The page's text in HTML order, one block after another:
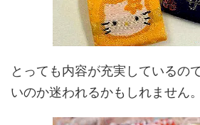
とっても内容が充実しているの
いのか迷われるかもしれません。